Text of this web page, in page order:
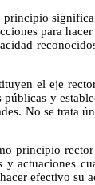
principio
para
el eje
públicas y
No se trata
principio
y actuaciones
efectivo su